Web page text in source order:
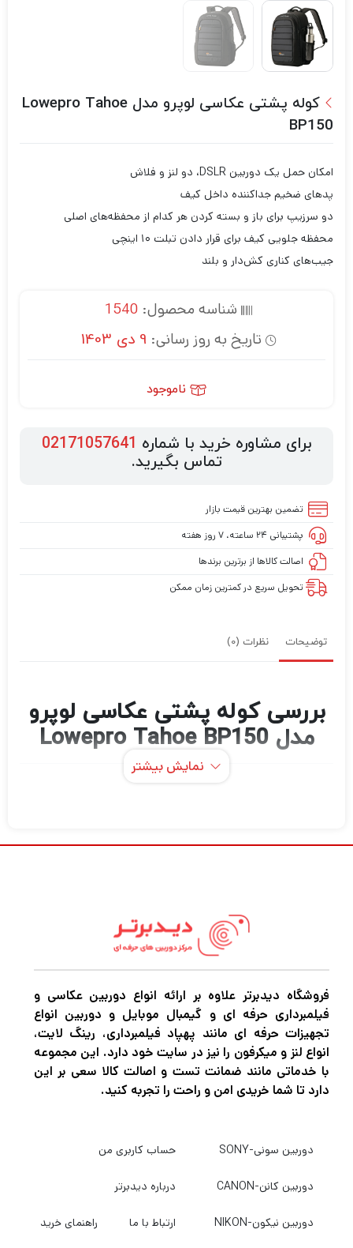
کوله پشتی عکاسی لوپرو مدل Lowepro Tahoe
BP150
امکان حمل یک دوربین DSLR، دو لنز و فلاش
پدهای ضخیم جداکننده داخل کیف
دو سرزیپ برای باز و بسته کردن هر کدام از محفظه‌های اصلی
محفظه‌ جلویی کیف برای قرار دادن تبلت‌ ۱۰ اینچی
جیب‌های کناری کش‌دار و بلند
شناسه محصول: 1540
تاریخ به روز رسانی: 9 دی 1403
ناموجود
برای مشاوره خرید با شماره 02171057641
تماس بگیرید.
تضمین بهترین قیمت بازار
پشتیبانی ۲۴ ساعته، ۷ روز هفته
اصالت کالاها از برترین برندها
تحویل سریع در کمترین زمان ممکن
توضیحات نظرات (0)
بررسی کوله پشتی عکاسی لوپرو
مدل Lowepro Tahoe BP150
اصلی دو زیپ جادار دارای دو جداکننده بزرگ و دو
جانبی، در حالی که یک جیب زیپ دار داخلی کابل
ها و باتری های یدکی را از هم جدا می کند.در زیر
زیپ داخلی، یک پانل UltraFlex می تواند تا شود
تا یک تقسیم کننده و فضای بیشتری برای وسایل
شخصی ایجاد کند.
تبلت 10 اینچی شما را می توان در محفظه جلویی
زیپ دار با جیب های داخلی جداگانه برای قلم و
داخلی می تواند کلیدهای شما را نگه دارد. کیف
پول، گوشی هوشمند، و هدفون. دو جیب جانبی
پایه جمع و جور را در خود جای می‌دهند.
نمایش بیشتر
فروشگاه دیدبرتر علاوه بر ارائه انواع دوربین عکاسی و
فیلمبرداری حرفه ای و گیمبال موبایل و دوربین انواع
تجهیزات حرفه ای مانند پهپاد فیلمبرداری، رینگ لایت،
انواع لنز و میکرفون را نیز در سایت خود دارد. این مجموعه
با خدماتی مانند ضمانت تست و اصالت کالا سعی بر این
دارد تا شما خریدی امن و راحت را تجربه کنید.
دوربین سونی-SONY
دوربین کانن-CANON
دوربین نیکون-NIKON
حساب کاربری من
درباره دیدبرتر
ارتباط با ما راهنمای خرید